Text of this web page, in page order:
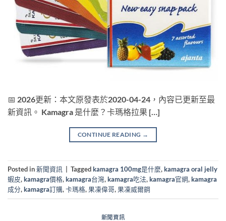
📅 2026更新：本文原發表於2020-04-24，內容已更新至最
新資訊。 Kamagra 是什麼？卡瑪格拉果 […]
CONTINUE READING →
Posted in新聞資訊 Taggedkamagra 100mg是什麼,kamagra oral jelly
蝦皮,kamagra價格,kamagra台灣,kamagra吃法,kamagra官網,kamagra
成分,kamagra訂購,卡瑪格,果凍偉哥,果凍威爾鋼
新聞資訊